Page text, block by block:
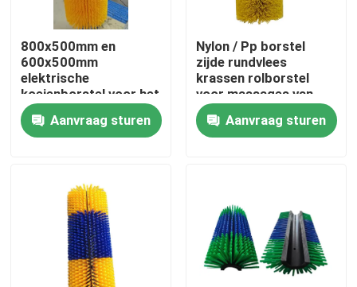
Kwaliteitscontrole
Contacteer ons
Vraag een offerte aan
industriële cilindrische borstel
industriële rolborstel
800x500mm en
600x500mm
elektrische
koeienborstel voor het
reinigen en masseren
van dieren
Aanvraag sturen
Nylon / Pp borstel
zijde rundvlees
krassen rolborstel
voor massages van
vee
Aanvraag sturen